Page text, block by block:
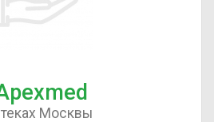
Москвы